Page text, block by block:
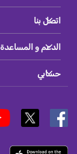
اتصل بنا
الدعم و المساعدة
حسابي